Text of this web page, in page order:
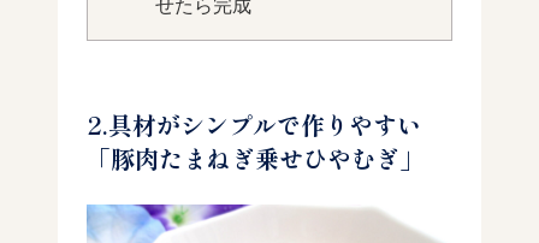
せたら完成
2.具材がシンプルで作りやすい
「豚肉たまねぎ乗せひやむぎ」